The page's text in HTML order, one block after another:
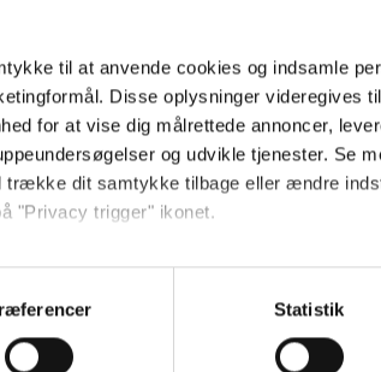
til at anvende cookies og indsamle
Disse oplysninger videregives
for at vise dig målrettede annoncer,
og udvikle tjenester. Se
trække dit samtykke tilbage eller ændre
"Privacy trigger" ikonet.
data for at kunne levere og finansiere
til at at optimere dit besøg på
Statistik
og min mor'-duo har fået en